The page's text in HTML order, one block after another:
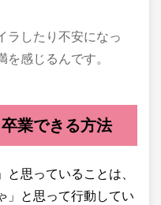
ラしたり不安になっ
感じるんです。
業できる方法
と思っていることは、
」と思って行動してい